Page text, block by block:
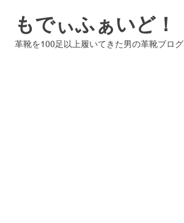
もでぃふぁいど！
革靴を100足以上履いてきた男の革靴ブログ